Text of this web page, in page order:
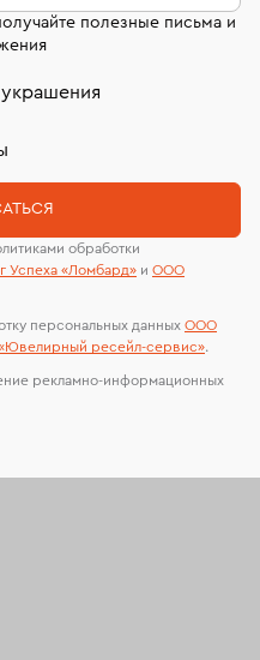
полезные письма и
обработки
Успеха «Ломбард» и ООО
персональных данных ООО
ресейл-сервиc».
рекламно-информационных